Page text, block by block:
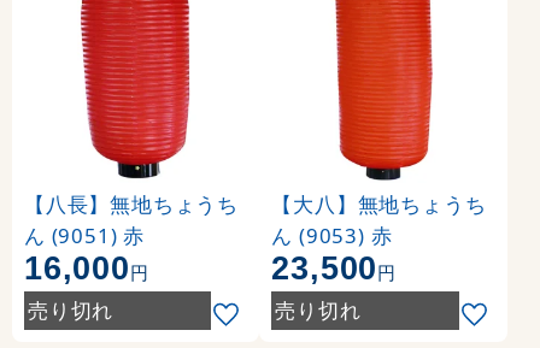
【八長】無地ちょうち
ん (9051) 赤
16,000円
売り切れ
【大八】無地ちょうち
ん (9053) 赤
23,500円
売り切れ